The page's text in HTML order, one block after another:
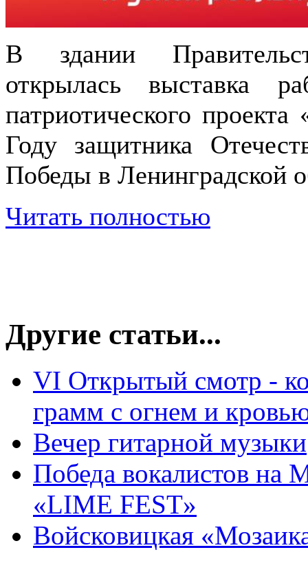
В здании
открылась выставка
патриотического
Году защитника
Победы в Ленинградской
Читать полностью
Другие статьи...
VI Открытый смотр -
грамм с огнем и
Вечер гитарной музыки
Победа вокалистов на
«LIME FEST»
Войсковицкая